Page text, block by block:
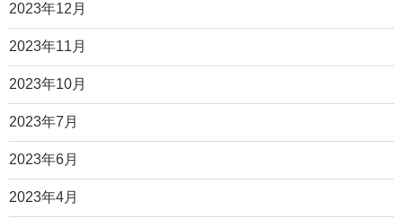
2023年12月
2023年11月
2023年10月
2023年7月
2023年6月
2023年4月